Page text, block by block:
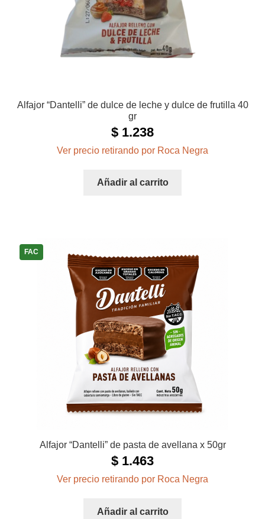
Alfajor “Dantelli” de dulce de leche y dulce de frutilla 40
gr
$ 1.238
Ver precio retirando por Roca Negra
Añadir al carrito
FAC
Alfajor “Dantelli” de pasta de avellana x 50gr
$ 1.463
Ver precio retirando por Roca Negra
Añadir al carrito